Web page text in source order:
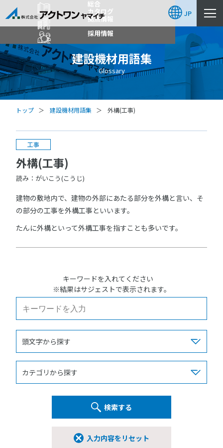
総合
カタログ
拠点情報
採用情報
JP
建設機材用語集
Glossary
トップ 建設機材用語集 外構(工事)
工事
外構(工事)
読み：がいこう(こうじ)
建物の敷地内で、建物の外部にあたる部分を外構と言い、そ
の部分の工事を外構工事といいます。
たんに外構といって外構工事を指すことも多いです。
キーワードを入れてください
※結果はサジェストで表示されます。
入力内容をリセット
検索する